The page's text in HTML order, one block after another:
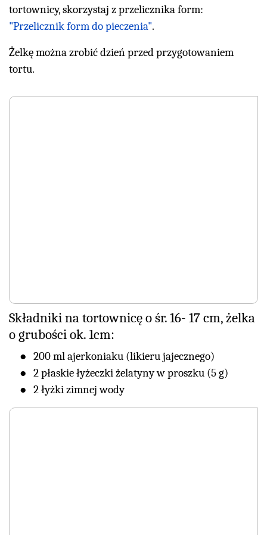
tortownicy, skorzystaj z przelicznika form:
"Przelicznik form do pieczenia".
Żelkę można zrobić dzień przed przygotowaniem
tortu.
Składniki na tortownicę o śr. 16- 17 cm, żelka
o grubości ok. 1cm:
200 ml ajerkoniaku (likieru jajecznego)
2 płaskie łyżeczki żelatyny w proszku (5 g)
2 łyżki zimnej wody